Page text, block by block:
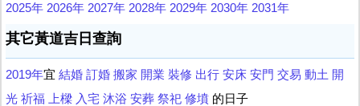
2025年 2026年 2027年 2028年 2029年 2030年 2031年
其它黃道吉日查詢
2019年宜 結婚 訂婚 搬家 開業 裝修 出行 安床 安門 交易 動土 開
光 祈福 上樑 入宅 沐浴 安葬 祭祀 修墳 的日子